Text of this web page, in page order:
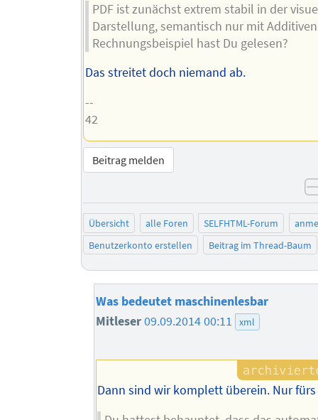
PDF ist zunächst extrem stabil in der
Darstellung, semantisch nur mit
Rechnungsbeispiel hast Du gelesen?
Das streitet doch niemand ab.
--
42
Beitrag melden
Übersicht alle Foren SELFHTML-Forum
Benutzerkonto erstellen
Beitrag im Thread-Baum
Was bedeutet maschinenlesbar
Mitleser09.09.2014 00:11 xml
Dann sind wir komplett überein. Nur